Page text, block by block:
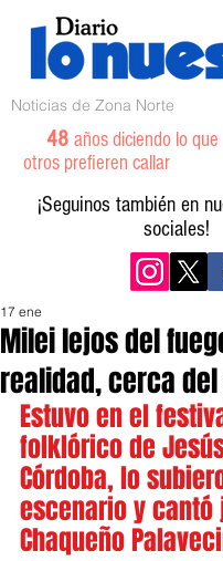
Noticias de Zona Norte
48 años diciendo lo que
otros prefieren callar
¡Seguinos también en
sociales!
Milei lejos del
realidad, cerca
17 ene
Estuvo en el
folklórico de
Córdoba, lo
escenario y cantó
Chaqueño